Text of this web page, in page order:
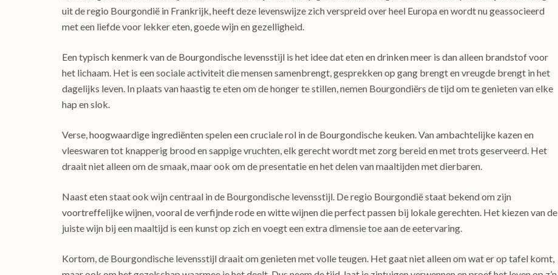
uit de regio Bourgondië in Frankrijk, heeft deze levenswijze zich verspreid over heel Europa en wordt nu geassocieerd
met een liefde voor lekker eten, goede wijn en gezelligheid.
Een typisch kenmerk van de Bourgondische levensstijl is het idee dat eten en drinken meer is dan alleen brandstof voor
het lichaam. Het is een sociale activiteit die mensen samenbrengt, gesprekken op gang brengt en vreugde brengt in het
dagelijks leven. In plaats van haastig te eten om de honger te stillen, nemen Bourgondiërs de tijd om te genieten van elke
hap en slok.
Verse, hoogwaardige ingrediënten spelen een cruciale rol in de Bourgondische keuken. Van ambachtelijke kazen en
vleeswaren tot knapperig brood en sappige vruchten, elk gerecht wordt met zorg bereid en met trots geserveerd. Het
draait niet alleen om de smaak, maar ook om de presentatie en het delen van maaltijden met dierbaren.
Naast eten staat ook wijn centraal in de Bourgondische levensstijl. De regio Bourgondië staat bekend om zijn
voortreffelijke wijnen, vooral de verfijnde rode en witte wijnen die perfect passen bij lokale gerechten. Het kiezen van de
juiste wijn bij een maaltijd is een kunst op zich en voegt een extra dimensie toe aan de eetervaring.
Kortom, de Bourgondische levensstijl draait om genieten met volle teugen. Het gaat niet alleen om wat er op tafel komt,